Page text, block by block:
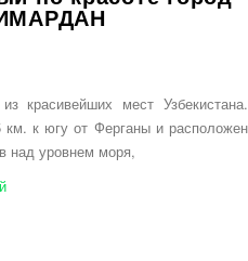
красивейших мест Узбекистана.
км. к югу от Ферганы и расположен
над уровнем моря,